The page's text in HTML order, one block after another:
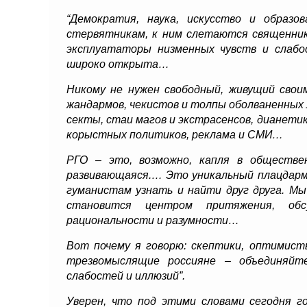
“Демократия, наука, искусство и
стервятникам, к ним слетаются
эксплуататоры низменных чувств и
широко открыта…
Никому не нужен свободный, живущий
жандармов, чекистов и толпы
секты, стаи магов и экстрасенсов,
корыстных политиков, реклама и СМИ…
РГО – это, возможно, капля в
развивающаяся.… Это уникальный
гуманистам узнать и найти друг друга.
становится центром притяжения,
рациональности и разумности…
Вот почему я говорю: скептики,
трезвомыслящие россияне –
слабостей и иллюзий”.
Уверен, что под этими словами сегодня